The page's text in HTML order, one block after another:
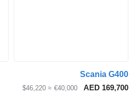
AED
€40,000
≈ $46,220